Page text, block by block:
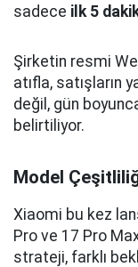
sadece ilk 5
Şirketin resmi
atıfla, satışların
değil, gün
belirtiliyor.
Model
Xiaomi bu kez
Pro ve 17 Pro
strateji, farklı